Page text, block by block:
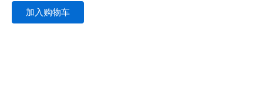
加入购物车